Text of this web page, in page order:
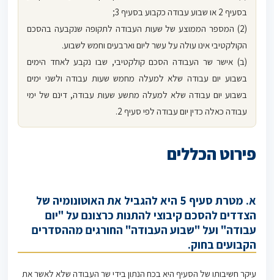
בסעיף 2 או שבוע עבודה כקבוע בסעיף 3;
(2) המספר הממוצע של שעות העבודה לתקופה שנקבעה בהסכם
הקולקטיבי אינו עולה על עשר ליום וארבעים וחמש לשבוע.
(ב) אישר שר העבודה הסכם קולקטיבי, שבו נקבע לאחד הימים
בשבוע יום עבודה שלא למעלה מחמש שעות עבודה ולשני ימים
בשבוע יום עבודה שלא למעלה מתשע שעות עבודה, דינם של ימי
עבודה כאלה כדין יום עבודה לפי סעיף 2.
פירוט הכללים
א. מטרת סעיף 5 היא להגביל את האוטונומיה של
הצדדים להסכם קיבוצי להתנות כרצונם על "יום
עבודה" ועל "שבוע העבודה" החורגים מההסדרים
הקבועים בחוק.
עיקר חשיבותו של הסעיף היא בכח הנתון בידי שר העבודה שלא לאשר את